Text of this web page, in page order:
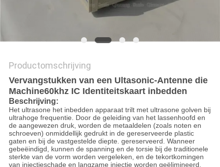
Productomschrijving
Vervangstukken van een Ultasonic-Antenne die
Machine60khz IC Identiteitskaart inbedden
Beschrijving:
Het ultrasone het inbedden apparaat trilt met ultrasone golven bij
ultrahoge frequentie. Door de geleiding van het lassenhoofd en
de aangewezen druk, worden de metaaldelen (zoals noten en
schroeven) onmiddellijk gedrukt in de gereserveerde plastic
gaten en bij de vastgestelde diepte. gereserveerd. Wanneer
gebeëindigd, kunnen de spanning en de torsie bij de traditionele
sterkte van de vorm worden vergeleken, en de tekortkomingen
van injectieschade en langzame injectie worden geëlimineerd.